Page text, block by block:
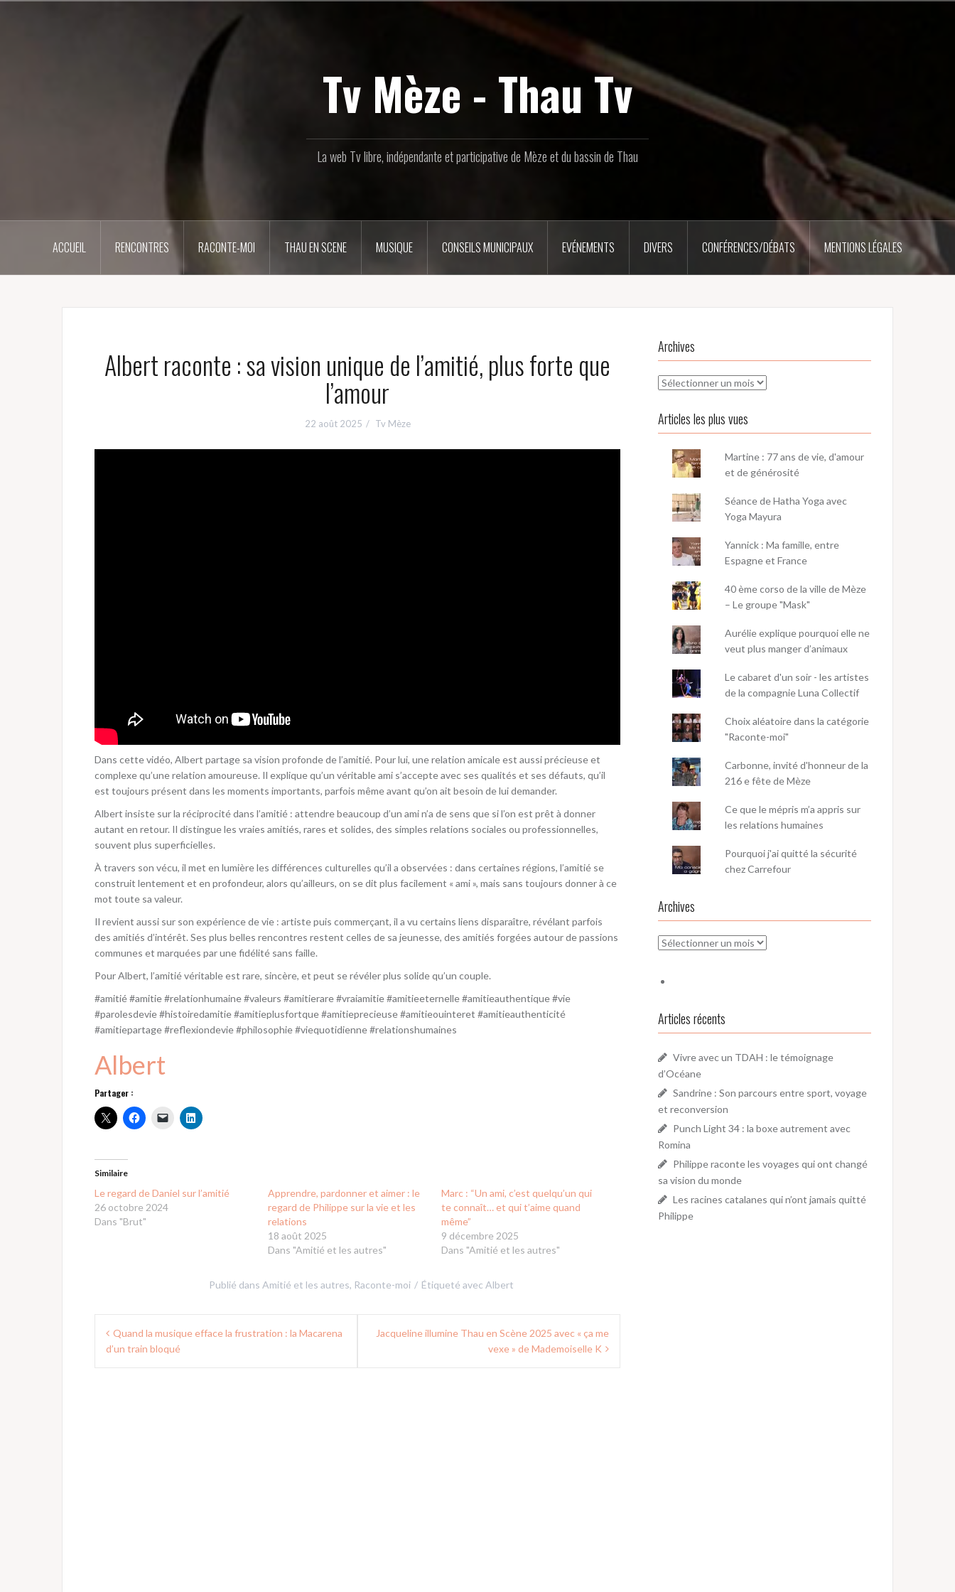
Tv Mèze - Thau Tv
La web Tv libre, indépendante et participative de Mèze et du bassin de Thau
ACCUEIL RENCONTRES RACONTE-MOI THAU EN SCENE MUSIQUE CONSEILS MUNICIPAUX EVÉNEMENTS DIVERS CONFÉRENCES/DÉBATS MENTIONS LÉGALES
Albert raconte : sa vision unique de l’amitié, plus forte que
l’amour
22 août 2025 Tv Mèze
Dans cette vidéo, Albert partage sa vision profonde de l’amitié. Pour lui, une relation amicale est aussi précieuse et
complexe qu’une relation amoureuse. Il explique qu’un véritable ami s’accepte avec ses qualités et ses défauts, qu’il
est toujours présent dans les moments importants, parfois même avant qu’on ait besoin de lui demander.
Albert insiste sur la réciprocité dans l’amitié : attendre beaucoup d’un ami n’a de sens que si l’on est prêt à donner
autant en retour. Il distingue les vraies amitiés, rares et solides, des simples relations sociales ou professionnelles,
souvent plus superficielles.
À travers son vécu, il met en lumière les différences culturelles qu’il a observées : dans certaines régions, l’amitié se
construit lentement et en profondeur, alors qu’ailleurs, on se dit plus facilement « ami », mais sans toujours donner à ce
mot toute sa valeur.
Il revient aussi sur son expérience de vie : artiste puis commerçant, il a vu certains liens disparaître, révélant parfois
des amitiés d’intérêt. Ses plus belles rencontres restent celles de sa jeunesse, des amitiés forgées autour de passions
communes et marquées par une fidélité sans faille.
Pour Albert, l’amitié véritable est rare, sincère, et peut se révéler plus solide qu’un couple.
#amitié #amitie #relationhumaine #valeurs #amitierare #vraiamitie #amitieeternelle #amitieauthentique #vie
#parolesdevie #histoiredamitie #amitieplusfortque #amitieprecieuse #amitieouinteret #amitieauthenticité
#amitiepartage #reflexiondevie #philosophie #viequotidienne #relationshumaines
Albert
Partager :
Similaire
Le regard de Daniel sur l’amitié
26 octobre 2024
Dans "Brut"
Apprendre, pardonner et aimer : le
regard de Philippe sur la vie et les
relations
18 août 2025
Dans "Amitié et les autres"
Marc : “Un ami, c’est quelqu’un qui
te connaît… et qui t’aime quand
même”
9 décembre 2025
Dans "Amitié et les autres"
Publié dans Amitié et les autres, Raconte-moi Étiqueté avec Albert
Navigation
deQuand la musique efface la frustration : la Macarena
d’un train bloqué
Jacqueline illumine Thau en Scène 2025 avec « ça me
vexe » de Mademoiselle K
Archives
Archives
Articles les plus vues
Martine : 77 ans de vie, d'amour
et de générosité
Séance de Hatha Yoga avec
Yoga Mayura
Yannick : Ma famille, entre
Espagne et France
40 ème corso de la ville de Mèze
– Le groupe "Mask"
Aurélie explique pourquoi elle ne
veut plus manger d’animaux
Le cabaret d'un soir - les artistes
de la compagnie Luna Collectif
Choix aléatoire dans la catégorie
"Raconte-moi"
Carbonne, invité d'honneur de la
216 e fête de Mèze
Ce que le mépris m’a appris sur
les relations humaines
Pourquoi j'ai quitté la sécurité
chez Carrefour
Archives
Archives
Articles récents
Vivre avec un TDAH : le témoignage
d’Océane
Sandrine : Son parcours entre sport, voyage
et reconversion
Punch Light 34 : la boxe autrement avec
Romina
Philippe raconte les voyages qui ont changé
sa vision du monde
Les racines catalanes qui n’ont jamais quitté
Philippe